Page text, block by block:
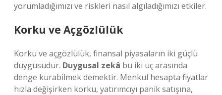
yorumladığımızı ve riskleri nasıl algıladığımızı etkiler.
Korku ve Açgözlülük
Korku ve açgözlülük, finansal piyasaların iki güçlü
duygusudur. Duygusal zekâ bu iki uç arasında
denge kurabilmek demektir. Menkul hesapta fiyatlar
hızla değişirken korku, yatırımcıyı panik satışına,